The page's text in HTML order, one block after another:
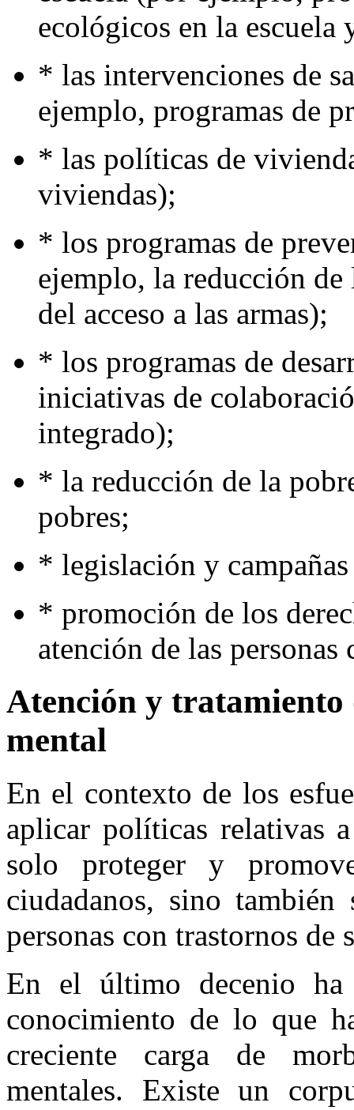
ecológicos en la escuela
* las intervenciones de
ejemplo, programas de
* las políticas de
viviendas);
* los programas de
ejemplo, la reducción
del acceso a las armas);
* los programas de
iniciativas de
integrado);
* la reducción de la
pobres;
* legislación y
* promoción de los
atención de las
Atención y tratamiento
mental
En el contexto de los
aplicar políticas relativas
solo proteger y
ciudadanos, sino también
personas con trastornos de
En el último decenio ha
conocimiento de lo que
creciente carga de
mentales. Existe un